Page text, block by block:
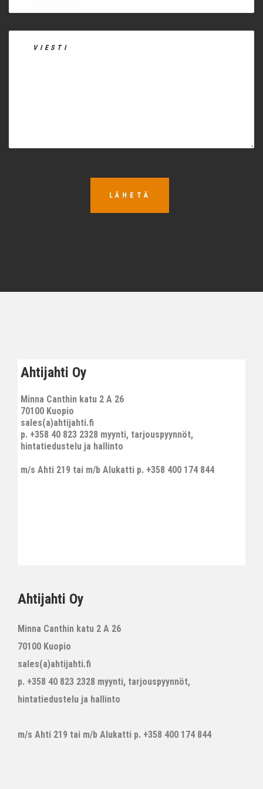
LÄHETÄ
Ahtijahti Oy
Minna Canthin katu 2 A 26
70100 Kuopio
sales(a)ahtijahti.fi
p. +358 40 823 2328 myynti, tarjouspyynnöt,
hintatiedustelu ja hallinto
m/s Ahti 219 tai m/b Alukatti p. +358 400 174 844
Ahtijahti Oy
Minna Canthin katu 2 A 26
70100 Kuopio
sales(a)ahtijahti.fi
p. +358 40 823 2328 myynti, tarjouspyynnöt,
hintatiedustelu ja hallinto
m/s Ahti 219 tai m/b Alukatti p. +358 400 174 844